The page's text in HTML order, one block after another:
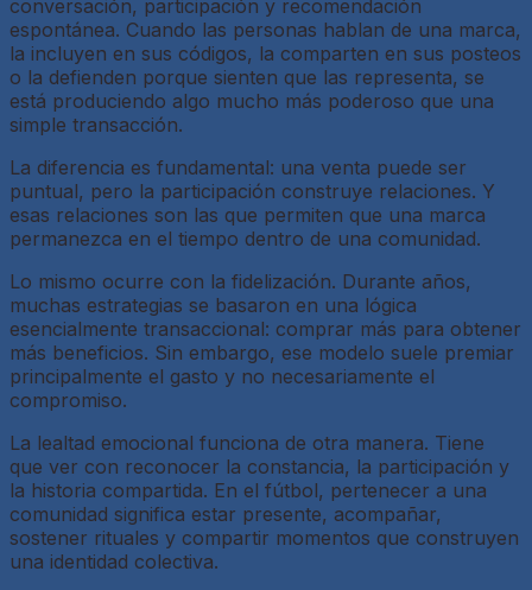
conversación, participación y recomendación
espontánea. Cuando las personas hablan de una marca,
la incluyen en sus códigos, la comparten en sus posteos
o la defienden porque sienten que las representa, se
está produciendo algo mucho más poderoso que una
simple transacción.
La diferencia es fundamental: una venta puede ser
puntual, pero la participación construye relaciones. Y
esas relaciones son las que permiten que una marca
permanezca en el tiempo dentro de una comunidad.
Lo mismo ocurre con la fidelización. Durante años,
muchas estrategias se basaron en una lógica
esencialmente transaccional: comprar más para obtener
más beneficios. Sin embargo, ese modelo suele premiar
principalmente el gasto y no necesariamente el
compromiso.
La lealtad emocional funciona de otra manera. Tiene
que ver con reconocer la constancia, la participación y
la historia compartida. En el fútbol, pertenecer a una
comunidad significa estar presente, acompañar,
sostener rituales y compartir momentos que construyen
una identidad colectiva.